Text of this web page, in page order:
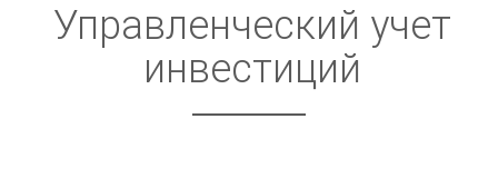
Управленческий учет
инвестиций